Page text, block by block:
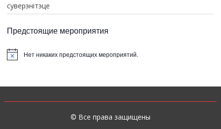
суверэнітэце
Предстоящие мероприятия
т
Нет никаких предстоящих мероприятий.
© Все права защищены